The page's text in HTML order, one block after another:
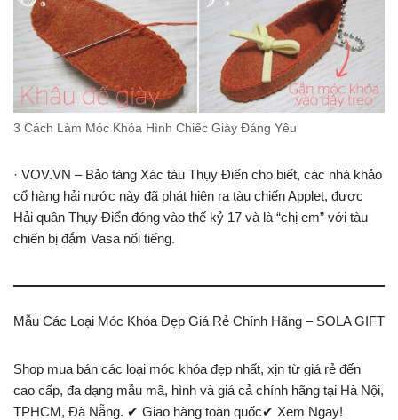
3 Cách Làm Móc Khóa Hình Chiếc Giày Đáng Yêu
· VOV.VN – Bảo tàng Xác tàu Thụy Điển cho biết, các nhà khảo
cổ hàng hải nước này đã phát hiện ra tàu chiến Applet, được
Hải quân Thụy Điển đóng vào thế kỷ 17 và là “chị em” với tàu
chiến bị đắm Vasa nổi tiếng.
Mẫu Các Loại Móc Khóa Đẹp Giá Rẻ Chính Hãng – SOLA GIFT
Shop mua bán các loại móc khóa đẹp nhất, xịn từ giá rẻ đến
cao cấp, đa dạng mẫu mã, hình và giá cả chính hãng tại Hà Nội,
TPHCM, Đà Nẵng. ✔ Giao hàng toàn quốc✔ Xem Ngay!